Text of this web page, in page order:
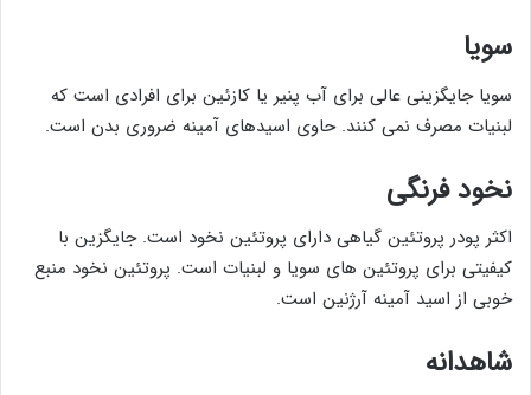
سویا
سویا جایگزینی عالی برای آب پنیر یا کازئین برای افرادی است که
لبنیات مصرف نمی کنند. حاوی اسیدهای آمینه ضروری بدن است.
نخود فرنگی
اکثر پودر پروتئین گیاهی دارای پروتئین نخود است. جایگزین با
کیفیتی برای پروتئین های سویا و لبنیات است. پروتئین نخود منبع
خوبی از اسید آمینه آرژنین است.
شاهدانه